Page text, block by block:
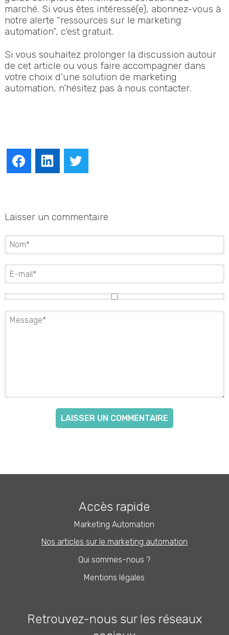
marché. Si vous êtes intéressé(e), abonnez-vous à
notre alerte “ressources sur le marketing
automation”, c’est gratuit.
Si vous souhaitez prolonger la discussion autour
de cet article ou vous faire accompagner dans
votre choix d’une solution de marketing
automation, n’hésitez pas à nous contacter.
FacebookLinkedIn
Laisser un commentaire
Accès rapide
Marketing Automation
Nos articles sur le marketing automation
Qui sommes-nous ?
Mentions légales
Retrouvez-nous sur les réseaux